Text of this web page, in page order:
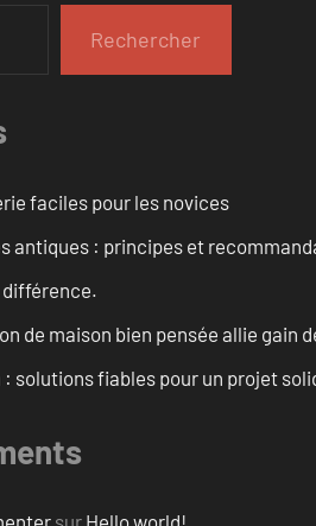
Rechercher
faciles pour les novices
antiques : principes et
différence.
de maison bien pensée allie
solutions fiables pour un projet